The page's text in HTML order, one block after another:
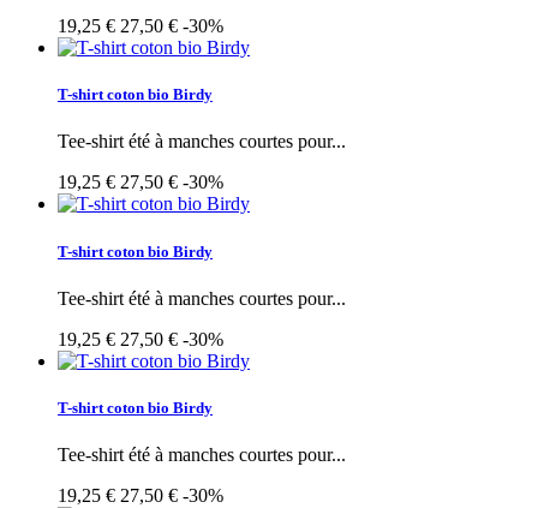
19,25 € 27,50 € -30%
T-shirt coton bio Birdy
Tee-shirt été à manches courtes pour...
19,25 € 27,50 € -30%
T-shirt coton bio Birdy
Tee-shirt été à manches courtes pour...
19,25 € 27,50 € -30%
T-shirt coton bio Birdy
Tee-shirt été à manches courtes pour...
19,25 € 27,50 € -30%